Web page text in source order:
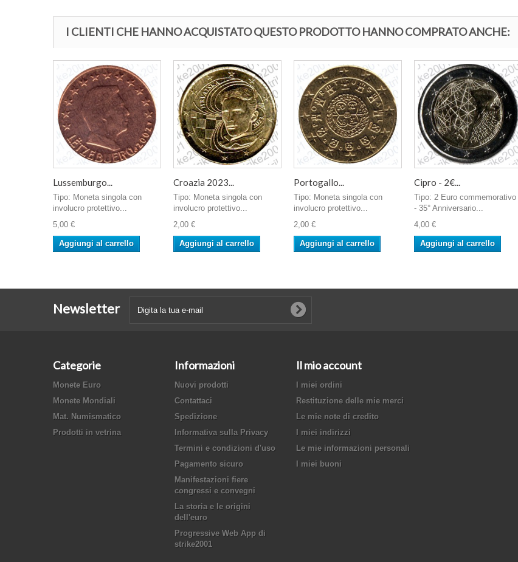
I CLIENTI CHE HANNO ACQUISTATO QUESTO PRODOTTO HANNO COMPRATO ANCHE:
Lussemburgo...
Tipo: Moneta singola con
involucro protettivo...
5,00 €
Aggiungi al carrello
Croazia 2023...
Tipo: Moneta singola con
involucro protettivo...
2,00 €
Aggiungi al carrello
Portogallo...
Tipo: Moneta singola con
involucro protettivo...
2,00 €
Aggiungi al carrello
Cipro - 2€...
Tipo: 2 Euro commemorativo
- 35° Anniversario...
4,00 €
Aggiungi al carrello
Newsletter
Categorie
Monete Euro
Monete Mondiali
Mat. Numismatico
Prodotti in vetrina
Informazioni
Nuovi prodotti
Contattaci
Spedizione
Informativa sulla Privacy
Termini e condizioni d'uso
Pagamento sicuro
Manifestazioni fiere
congressi e convegni
La storia e le origini
dell'euro
Progressive Web App di
strike2001
Il mio account
I miei ordini
Restituzione delle mie merci
Le mie note di credito
I miei indirizzi
Le mie informazioni personali
I miei buoni